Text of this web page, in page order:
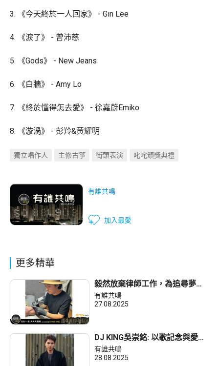
3. ⁠《今天終於一人回家》 - Gin Lee
4. ⁠《淚了》 - 曾沛慈
5. ⁠《Gods》 - New Jeans
6. ⁠《白牆》 - Amy Lo
7. ⁠《終於懂得怎去愛》 - 徐嘉蔚Emiko
8. 《⁠漩渦》 - 彭羚&黃耀明
獨立唱作人 主修古箏 街頭表演 叱咤頒獎典禮
有誰共鳴
加入最愛
更多精華
毅然放棄律師工作，為追尋夢想
去做紋身師！
有誰共鳴
27.08.2025
DJ KING吳崇銘: 以歌記念與愛貓
17年的相處
有誰共鳴
28.08.2025